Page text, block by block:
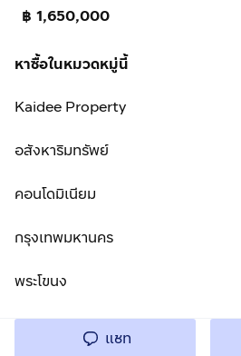
฿ 1,650,000
หาซื้อในหมวดหมู่นี้
Kaidee Property
อสังหาริมทรัพย์
คอนโดมิเนียม
กรุงเทพมหานคร
พระโขนง
แชท